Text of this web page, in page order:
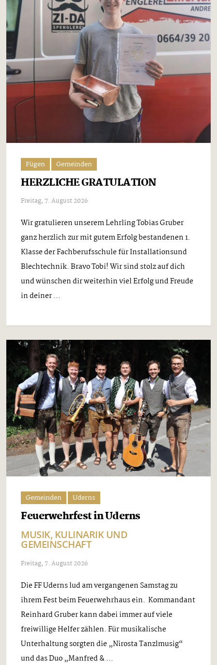
Fügen Gemeinden
HERZLICHE GRATULATION
Freitag, 7. August 2026
Wir gratulieren unserem Lehrling Tobias Gruber
ganz herzlich zur mit gutem Erfolg bestandenen 1.
Klasse der Fachberufsschule für Installationsund
Blechtechnik. Bravo Tobi! Wir sind stolz auf dich
und wünschen dir weiterhin viel Erfolg und Freude
in deiner ...
Gemeinden Uderns
Feuerwehrfest in Uderns
MUSIK, KULINARIK UND
GEMEINSCHAFT
Freitag, 7. August 2026
Die FF Uderns lud am vergangenen Samstag zu
ihrem Fest beim Feuerwehrhaus ein. Kommandant
Reinhard Gruber kann dabei immer auf viele
freiwillige Helfer zählen. Für musikalische
Unterhaltung sorgten die „Nirosta Tanzlmusig“
und das Duo „Manfred & ...